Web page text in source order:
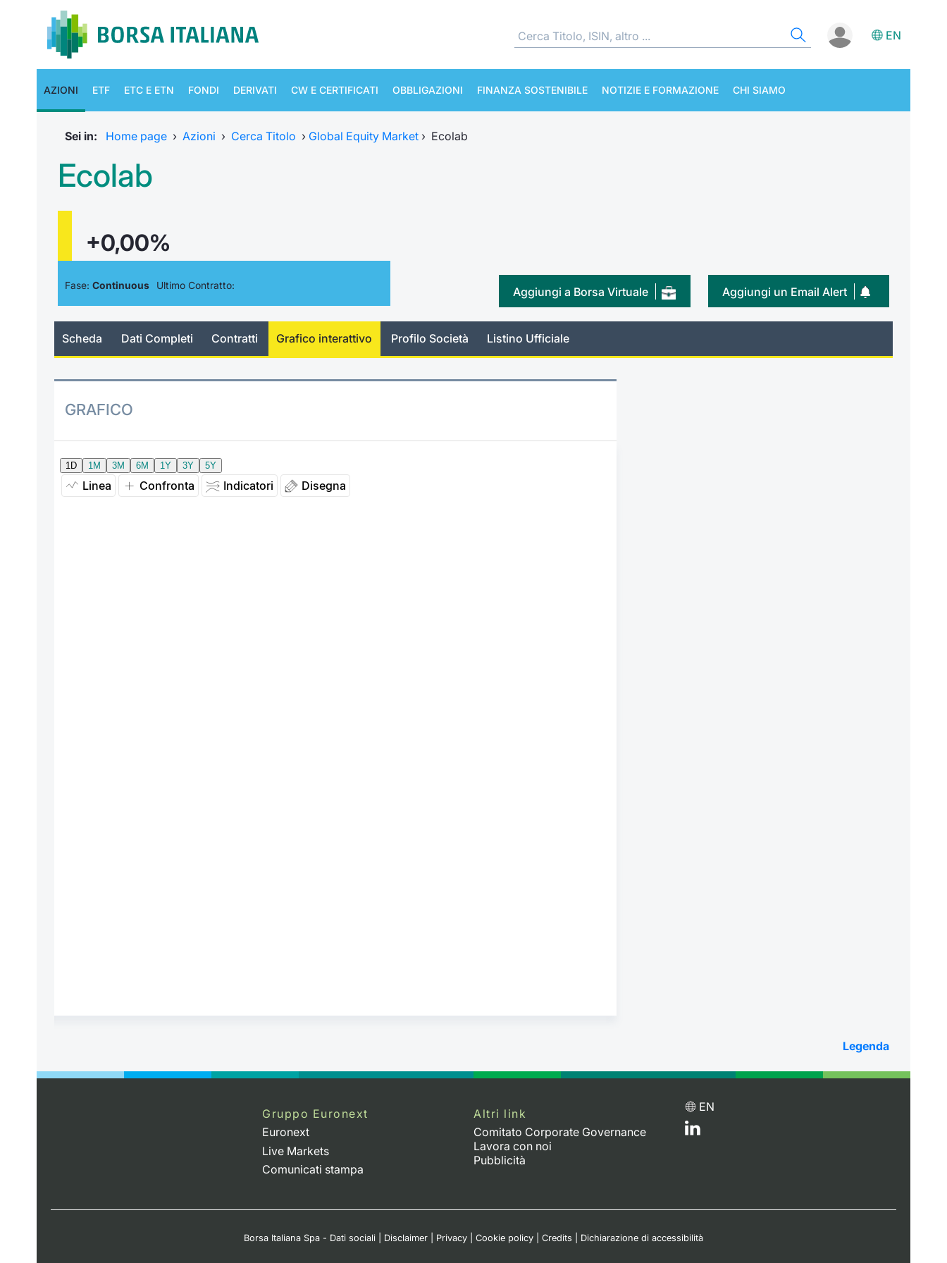
EN
AZIONI ETF ETC E ETN FONDI DERIVATI CW E CERTIFICATI OBBLIGAZIONI FINANZA SOSTENIBILE NOTIZIE E FORMAZIONE CHI SIAMO
Sei in: Home page › Azioni › Cerca Titolo › Global Equity Market › Ecolab
Ecolab
+0,00%
Fase: Continuous Ultimo Contratto: Aggiungi un Email Alert
Aggiungi a Borsa Virtuale
Scheda Dati Completi Contratti Grafico interattivo Profilo Società Listino Ufficiale
GRAFICO
Legenda
Gruppo Euronext
Euronext
Live Markets
Comunicati stampa
Altri link
Comitato Corporate Governance
Lavora con noi
Pubblicità
EN
Borsa Italiana Spa - Dati sociali Disclaimer Privacy Cookie policy Credits Dichiarazione di accessibilità